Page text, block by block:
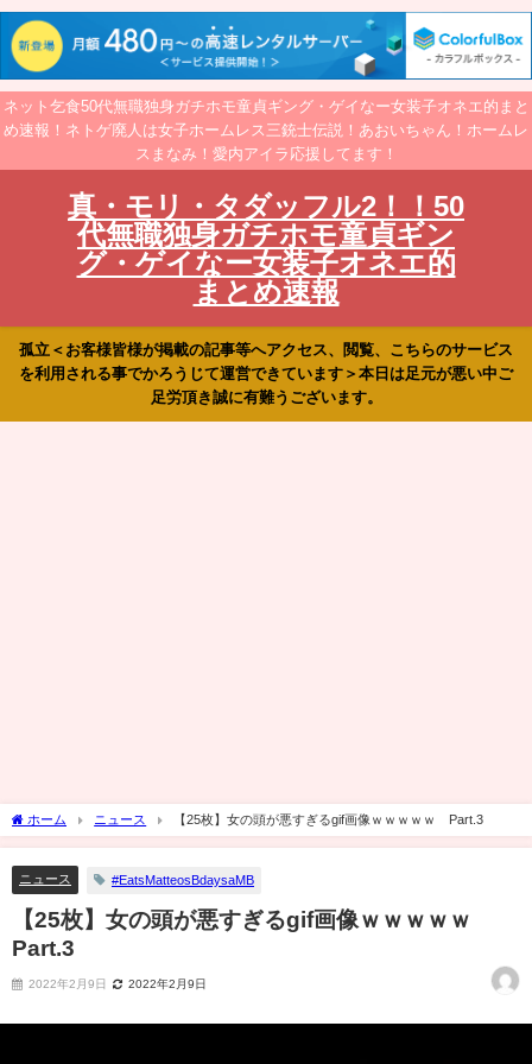
ネット乞食50代無職独身ガチホモ童貞ギング・ゲイなー女装子オネエ的まと
め速報！ネトゲ廃人は女子ホームレス三銃士伝説！あおいちゃん！ホームレ
スまなみ！愛内アイラ応援してます！
真・モリ・タダッフル2！！50
代無職独身ガチホモ童貞ギン
グ・ゲイなー女装子オネエ的
まとめ速報
孤立＜お客様皆様が掲載の記事等へアクセス、閲覧、こちらのサービス
を利用される事でかろうじて運営できています＞本日は足元が悪い中ご
足労頂き誠に有難うございます。
ホーム ニュース 【25枚】女の頭が悪すぎるgif画像ｗｗｗｗｗ Part.3
ニュース #EatsMatteosBdaysaMB
【25枚】女の頭が悪すぎるgif画像ｗｗｗｗｗ
Part.3
2022年2月9日 2022年2月9日